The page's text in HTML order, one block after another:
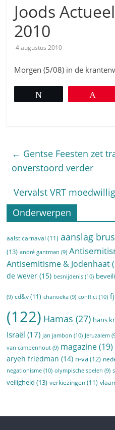
Joods
2010
4 augustus 2010
Morgen (5/08) in de
← Gentse Feesten zet
onverstoord verder
Vervalst VRT
Onderwerpen
aalst carnaval (11) aanslag
(13) andré gantman (9)
Antisemitisme & Jodenhaat
de wever (15) besnijdenis (10)
(9) cd&v(11) chanoeka (9) conflict (10)
(122) Hamas (27) hans
Israël (17) jan jambon (10) Jeruzalem
van campenhout (9) magazine(19)
aryeh friedman (14) n-va(12)
negationisme (10) olympische spelen (9)
veiligheid (13) verkiezingen(11)